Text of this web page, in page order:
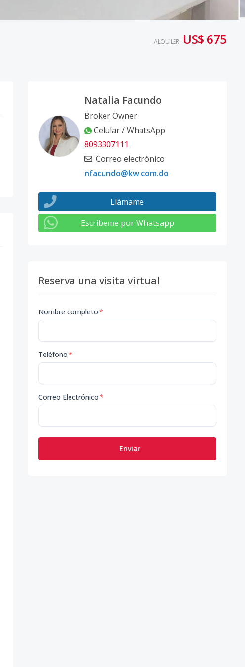
ALQUILER US$ 675
Natalia Facundo
Broker Owner
Celular / WhatsApp
8093307111
Correo electrónico
nfacundo@kw.com.do
Llámame
Escribeme por Whatsapp
Reserva una visita virtual
Nombre completo*
Teléfono*
Correo Electrónico*
Enviar